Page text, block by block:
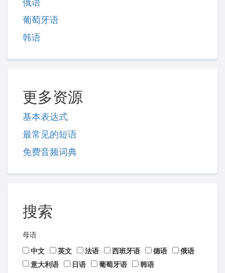
俄语
葡萄牙语
韩语
更多资源
基本表达式
最常见的短语
免费音频词典
搜索
母语
中文
英文 法语 西班牙语 德语
俄语
意大利语
日语 葡萄牙语 韩语